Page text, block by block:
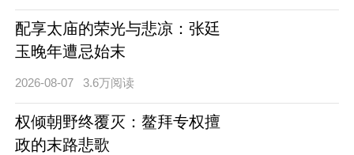
配享太庙的荣光与悲凉：张廷
玉晚年遭忌始末
2026-08-07 3.6万阅读
权倾朝野终覆灭：鳌拜专权擅
政的末路悲歌